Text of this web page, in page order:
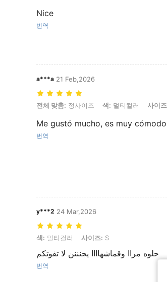
Nice
번역
a***a 21 Feb,2026
전체 맞춤: 정사이즈, 색: 멀티컬러, 사이즈: S
전체 맞춤: 정사이즈 색: 멀티컬러 사이
Me gustó mucho, es muy
번역
y***2 24 Mar,2026
색: 멀티컬러, 사이즈: S
색: 멀티컬러 사이즈: S
حلوه مراا وقماشهاااا يجنننن لا تفوتكم
번역